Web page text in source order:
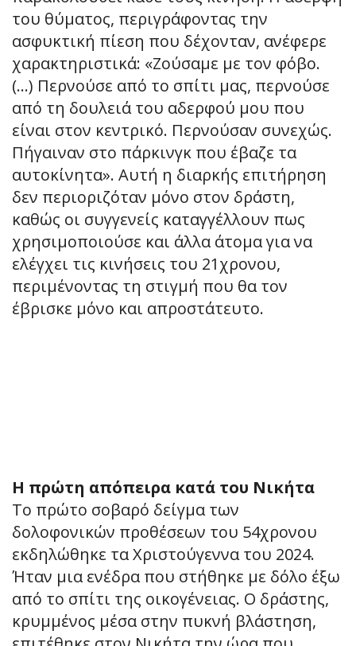
του θύματος, περιγράφοντας την
ασφυκτική πίεση που δέχονταν, ανέφερε
χαρακτηριστικά: «Ζούσαμε με τον φόβο.
(…) Περνούσε από το σπίτι μας, περνούσε
από τη δουλειά του αδερφού μου που
είναι στον κεντρικό. Περνούσαν συνεχώς.
Πήγαιναν στο πάρκινγκ που έβαζε τα
αυτοκίνητα». Αυτή η διαρκής επιτήρηση
δεν περιοριζόταν μόνο στον δράστη,
καθώς οι συγγενείς καταγγέλλουν πως
χρησιμοποιούσε και άλλα άτομα για να
ελέγχει τις κινήσεις του 21χρονου,
περιμένοντας τη στιγμή που θα τον
έβρισκε μόνο και απροστάτευτο.
Η πρώτη απόπειρα κατά του Νικήτα
Το πρώτο σοβαρό δείγμα των
δολοφονικών προθέσεων του 54χρονου
εκδηλώθηκε τα Χριστούγεννα του 2024.
Ήταν μια ενέδρα που στήθηκε με δόλο έξω
από το σπίτι της οικογένειας. Ο δράστης,
κρυμμένος μέσα στην πυκνή βλάστηση,